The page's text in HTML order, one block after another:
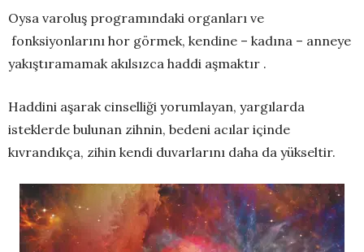
Oysa varoluş programındaki organları ve
fonksiyonlarını hor görmek, kendine – kadına – anneye
yakıştıramamak akılsızca haddi aşmaktır .
Haddini aşarak cinselliği yorumlayan, yargılarda
isteklerde bulunan zihnin, bedeni acılar içinde
kıvrandıkça, zihin kendi duvarlarını daha da yükseltir.